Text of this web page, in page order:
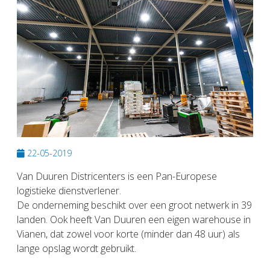
22-05-2019
Van Duuren Districenters is een Pan-Europese
logistieke dienstverlener.
De onderneming beschikt over een groot netwerk in 39
landen. Ook heeft Van Duuren een eigen warehouse in
Vianen, dat zowel voor korte (minder dan 48 uur) als
lange opslag wordt gebruikt.